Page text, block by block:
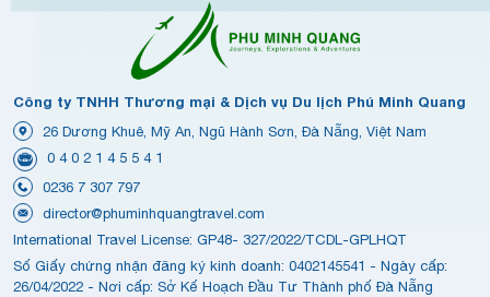
Công ty TNHH Thương mại & Dịch vụ Du lịch Phú Minh Quang
26 Dương Khuê, Mỹ An, Ngũ Hành Sơn, Đà Nẵng, Việt Nam
0 4 0 2 1 4 5 5 4 1
0236 7 307 797
director@phuminhquangtravel.com
International Travel License: GP48- 327/2022/TCDL-GPLHQT
Số Giấy chứng nhận đăng ký kinh doanh: 0402145541 - Ngày cấp:
26/04/2022 - Nơi cấp: Sở Kế Hoạch Đầu Tư Thành phố Đà Nẵng